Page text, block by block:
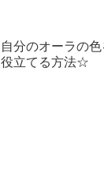
自分のオーラの
役立てる方法☆